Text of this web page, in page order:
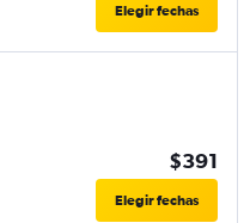
Elegir fechas
$391
Elegir fechas